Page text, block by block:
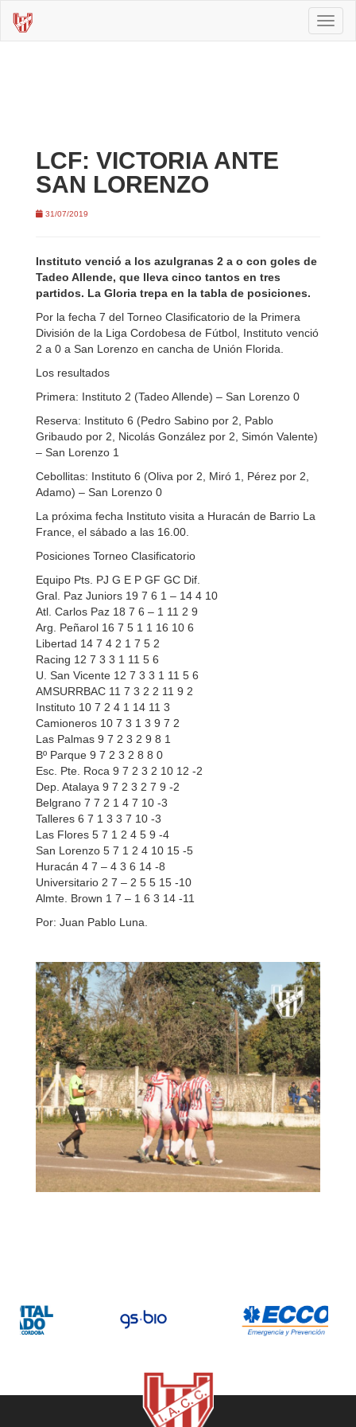
LCF: VICTORIA ANTE
SAN LORENZO
31/07/2019
Instituto venció a los azulgranas 2 a o con goles de
Tadeo Allende, que lleva cinco tantos en tres
partidos. La Gloria trepa en la tabla de posiciones.
Por la fecha 7 del Torneo Clasificatorio de la Primera
División de la Liga Cordobesa de Fútbol, Instituto venció
2 a 0 a San Lorenzo en cancha de Unión Florida.
Los resultados
Primera: Instituto 2 (Tadeo Allende) – San Lorenzo 0
Reserva: Instituto 6 (Pedro Sabino por 2, Pablo
Gribaudo por 2, Nicolás González por 2, Simón Valente)
– San Lorenzo 1
Cebollitas: Instituto 6 (Oliva por 2, Miró 1, Pérez por 2,
Adamo) – San Lorenzo 0
La próxima fecha Instituto visita a Huracán de Barrio La
France, el sábado a las 16.00.
Posiciones Torneo Clasificatorio
Equipo Pts. PJ G E P GF GC Dif.
Gral. Paz Juniors 19 7 6 1 – 14 4 10
Atl. Carlos Paz 18 7 6 – 1 11 2 9
Arg. Peñarol 16 7 5 1 1 16 10 6
Libertad 14 7 4 2 1 7 5 2
Racing 12 7 3 3 1 11 5 6
U. San Vicente 12 7 3 3 1 11 5 6
AMSURRBAC 11 7 3 2 2 11 9 2
Instituto 10 7 2 4 1 14 11 3
Camioneros 10 7 3 1 3 9 7 2
Las Palmas 9 7 2 3 2 9 8 1
Bº Parque 9 7 2 3 2 8 8 0
Esc. Pte. Roca 9 7 2 3 2 10 12 -2
Dep. Atalaya 9 7 2 3 2 7 9 -2
Belgrano 7 7 2 1 4 7 10 -3
Talleres 6 7 1 3 3 7 10 -3
Las Flores 5 7 1 2 4 5 9 -4
San Lorenzo 5 7 1 2 4 10 15 -5
Huracán 4 7 – 4 3 6 14 -8
Universitario 2 7 – 2 5 5 15 -10
Almte. Brown 1 7 – 1 6 3 14 -11
Por: Juan Pablo Luna.